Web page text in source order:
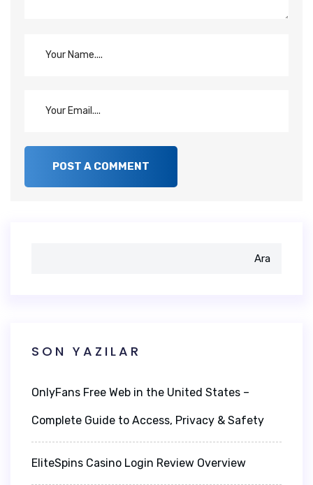
Ara
SON YAZILAR
OnlyFans Free Web in the United States –
Complete Guide to Access, Privacy & Safety
EliteSpins Casino Login Review Overview